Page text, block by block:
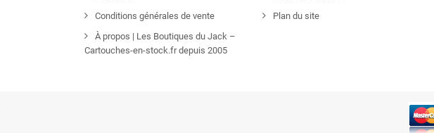
Conditions générales de vente
À propos | Les Boutiques du Jack –
Cartouches-en-stock.fr depuis 2005
Plan du site